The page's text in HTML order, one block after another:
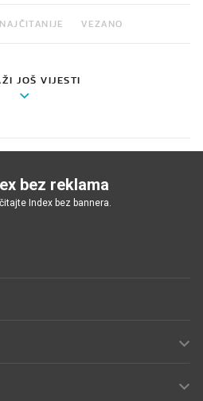
NAJČITANIJE VEZANO
JOŠ VIJESTI
bez reklama
Index bez bannera.